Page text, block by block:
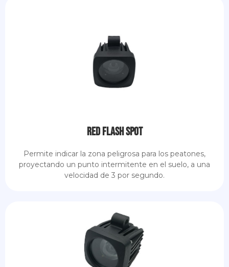
Red Flash Spot
Permite indicar la zona peligrosa para los peatones,
proyectando un punto intermitente en el suelo, a una
velocidad de 3 por segundo.